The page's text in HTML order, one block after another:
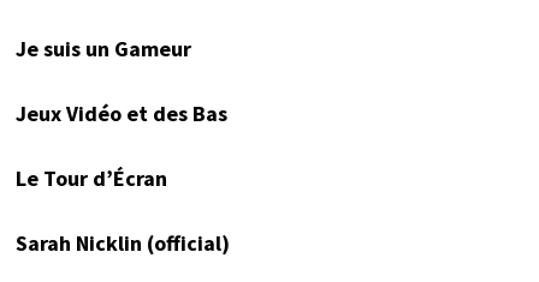
Je suis un Gameur
Jeux Vidéo et des Bas
Le Tour d’Écran
Sarah Nicklin (official)